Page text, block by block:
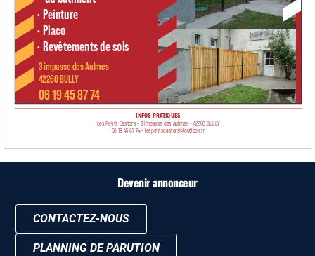
Devenir annonceur
CONTACTEZ-NOUS
PLANNING DE PARUTION